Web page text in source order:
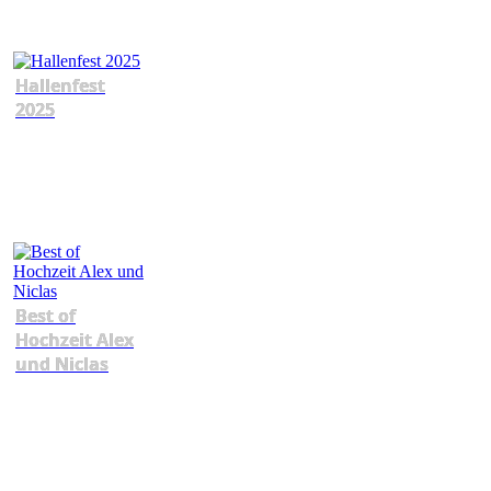
Hallenfest
2025
Best of
Hochzeit Alex
und Niclas